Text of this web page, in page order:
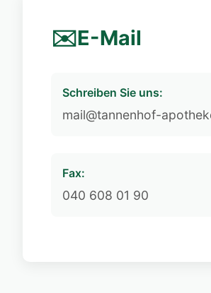
✉️E-Mail
Schreiben Sie uns:
mail@tannenhof-
Fax:
040 608 01 90